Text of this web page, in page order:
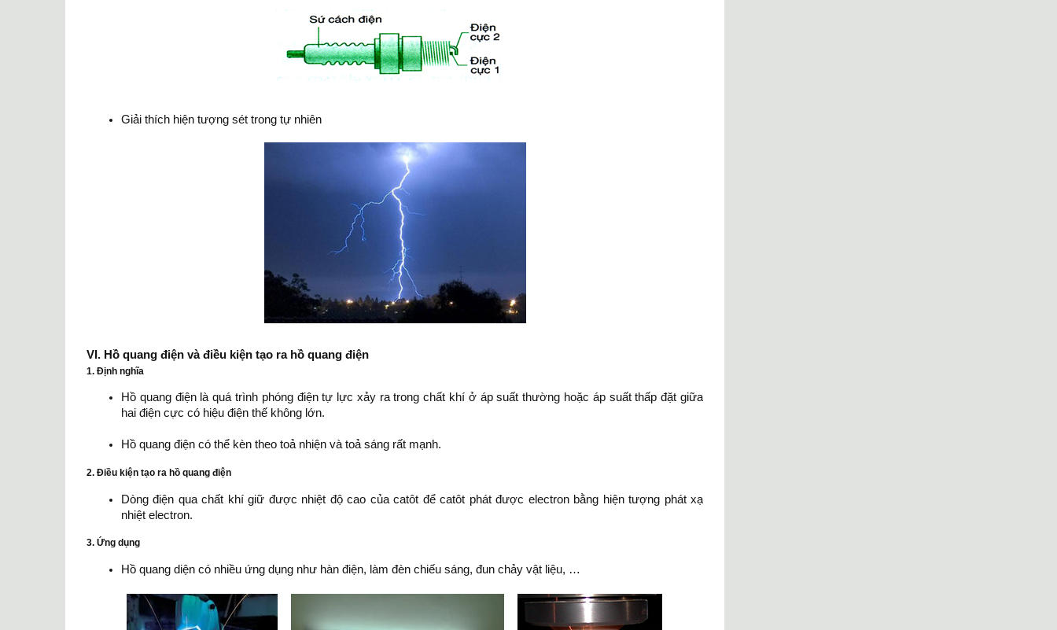
Giải thích hiện tượng sét trong tự nhiên
VI. Hồ quang điện và điều kiện tạo ra hồ quang điện
1. Định nghĩa
Hồ quang điện là quá trình phóng điện tự lực xảy ra trong chất khí ở áp suất thường hoặc áp suất thấp đặt giữa
hai điện cực có hiệu điện thế không lớn.
Hồ quang điện có thể kèn theo toả nhiện và toả sáng rất mạnh.
2. Điều kiện tạo ra hồ quang điện
Dòng điện qua chất khí giữ được nhiệt độ cao của catôt để catôt phát được electron bằng hiện tượng phát xạ
nhiệt electron.
3. Ứng dụng
Hồ quang diện có nhiều ứng dụng như hàn điện, làm đèn chiếu sáng, đun chảy vật liệu, …